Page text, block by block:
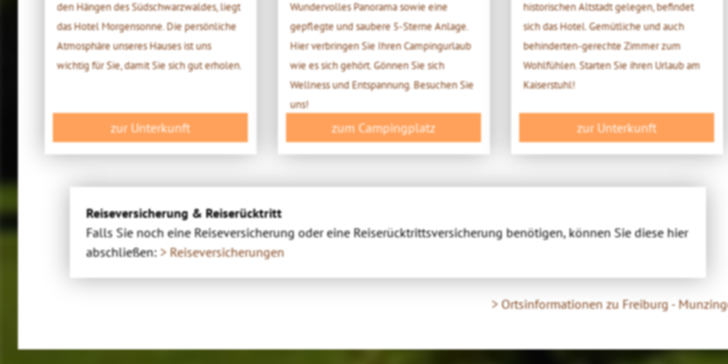
den Hängen des Südschwarzwaldes, liegt
das Hotel Morgensonne. Die persönliche
Atmosphäre unseres Hauses ist uns
wichtig für Sie, damit Sie sich gut erholen.
zur Unterkunft
Wundervolles Panorama sowie eine
gepflegte und saubere 5-Sterne Anlage.
Hier verbringen Sie Ihren Campingurlaub
wie es sich gehört. Gönnen Sie sich
Wellness und Entspannung. Besuchen Sie
uns!
zum Campingplatz
historischen Altstadt gelegen, befindet
sich das Hotel. Gemütliche und auch
behinderten-gerechte Zimmer zum
Wohlfühlen. Starten Sie ihren Urlaub am
Kaiserstuhl!
zur Unterkunft
Reiseversicherung & Reiserücktritt
Falls Sie noch eine Reiseversicherung oder eine Reiserücktrittsversicherung benötigen, können Sie diese hier
abschließen: > Reiseversicherungen
> Ortsinformationen zu Freiburg -